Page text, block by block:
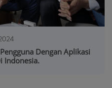
Dengan Aplikasi
Indonesia.